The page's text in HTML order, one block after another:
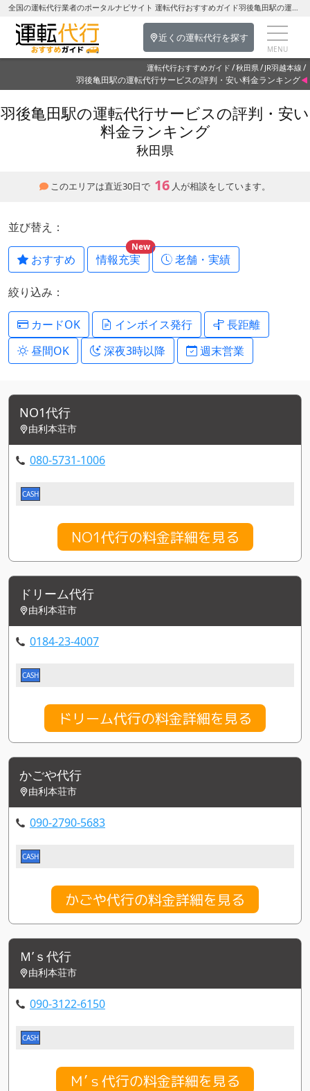
全国の運転代行業者のポータルナビサイト 運転代行おすすめガイド羽後亀田駅の運転代行を探す-秋田県の運転代行
近くの運転代行を探す
運転代行おすすめガイド 秋田県 JR羽越本線
羽後亀田駅の運転代行サービスの評判・安い料金ランキング
羽後亀田駅の運転代行サービスの評判・安い
料金ランキング
秋田県
このエリアは直近30日で 16 人が相談をしています。
並び替え：
おすすめ 情報充実
New
老舗・実績
絞り込み：
カードOK インボイス発行
長距離
昼間OK
深夜3時以降 週末営業
NO1代行
由利本荘市
080-5731-1006
CASH
NO1代行の料金詳細を見る
ドリーム代行
由利本荘市
0184-23-4007
CASH
ドリーム代行の料金詳細を見る
かごや代行
由利本荘市
090-2790-5683
CASH
かごや代行の料金詳細を見る
Ｍ’ｓ代行
由利本荘市
090-3122-6150
CASH
Ｍ’ｓ代行の料金詳細を見る